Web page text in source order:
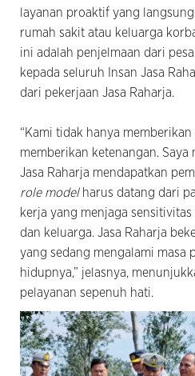
layanan proaktif yang
rumah sakit atau keluarga
ini adalah penjelmaan dari
kepada seluruh Insan Jasa
dari pekerjaan Jasa Raharja.
“Kami tidak hanya
memberikan ketenangan. Saya
Jasa Raharja mendapatkan
role modelharus datang dari
kerja yang menjaga
dan keluarga. Jasa Raharja
yang sedang mengalami masa
hidupnya,” jelasnya,
pelayanan sepenuh hati.